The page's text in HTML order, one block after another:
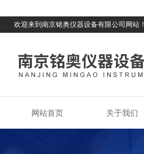
欢迎来到南京铭奥仪器设备有限公司网站！
网站首页 关于我们